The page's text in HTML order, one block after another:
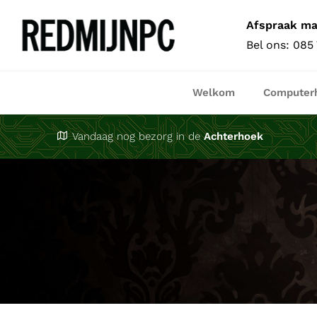
inhoud
Afspraak
Bel ons: 085
Welkom
Vandaag nog bezorg in deAchterhoek